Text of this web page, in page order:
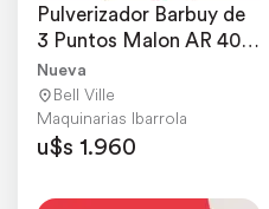
Pulverizador Barbuy de
3 Puntos Malon AR 400
H
Nueva
Bell Ville
Maquinarias Ibarrola
u$s 1.960